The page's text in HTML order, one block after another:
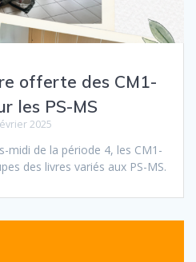
offerte des CM1-
les PS-MS
2025
midi de la période 4, les CM1-
des livres variés aux PS-MS.